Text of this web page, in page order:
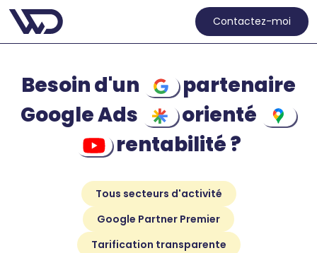
Contactez-moi
Besoin d'un
partenaire
Google Ads
orienté
rentabilité ?
Tous secteurs d'activité
Google Partner Premier
Tarification transparente